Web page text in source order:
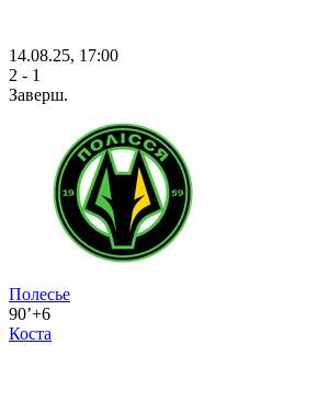
14.08.25, 17:00
2 - 1
Заверш.
Полесье
90’+6
Коста